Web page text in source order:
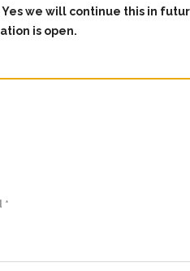
we will continue this in
is open.
*